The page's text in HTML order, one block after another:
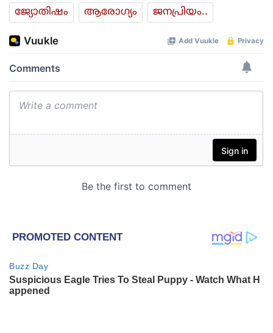
ജ്യോതിഷം
ആരോഗ്യം ജനപ്രിയം..